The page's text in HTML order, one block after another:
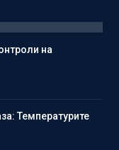
на
Температурите